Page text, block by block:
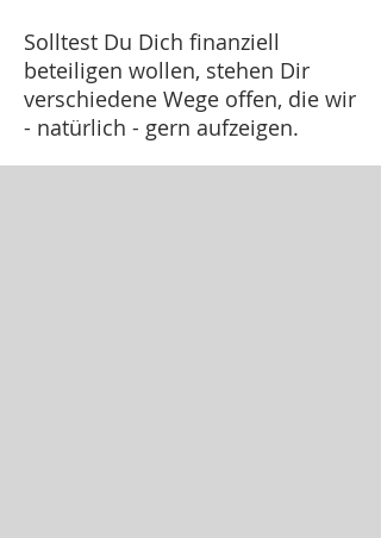
Solltest Du Dich finanziell
beteiligen wollen, stehen Dir
verschiedene Wege offen, die wir
- natürlich - gern aufzeigen.